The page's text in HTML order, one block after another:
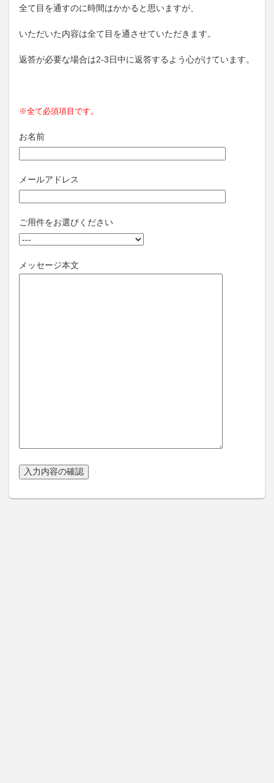
全て目を通すのに時間はかかると思いますが、
いただいた内容は全て目を通させていただきます。
返答が必要な場合は2-3日中に返答するよう心がけています。
※全て必須項目です。
お名前
メールアドレス
ご用件をお選びください
メッセージ本文